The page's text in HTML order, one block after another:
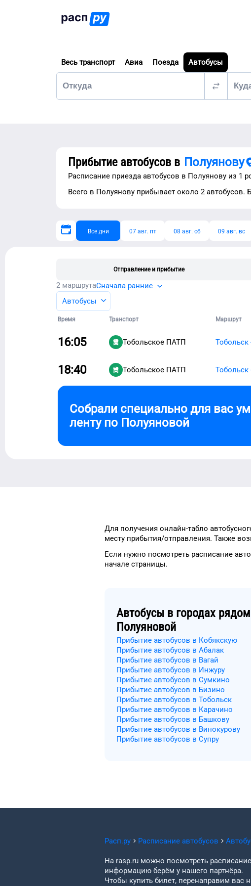
Весь транспорт Авиа Поезда Автобусы
Прибытие автобусов в Полуянову
Расписание приезда автобусов в Полуянову из 1
Вcего в Полуянову прибывает около 2 автобусов.
Все дни 07 авг. пт 08 авг. сб 09 авг. вс
Отправление и прибытие
2 маршрутаСначала ранние
Автобусы
Время Транспорт Маршрут
16:05 Тобольское ПАТП Тобольск
18:40 Тобольское ПАТП Тобольск
Собрали специально для вас
ленту по Полуяновой
Для получения онлайн-табло
месту прибытия/отправления. Также
Если нужно посмотреть расписание
начале страницы.
Автобусы в городах
Полуяновой
Прибытие автобусов в Кобякскую
Прибытие автобусов в Абалак
Прибытие автобусов в Вагай
Прибытие автобусов в Инжуру
Прибытие автобусов в Сумкино
Прибытие автобусов в Бизино
Прибытие автобусов в Тобольск
Прибытие автобусов в Карачино
Прибытие автобусов в Башкову
Прибытие автобусов в Винокурову
Прибытие автобусов в Супру
Расп.ру Расписание автобусов
На rasp.ru можно посмотреть
информацию берём у нашего партнёра.
Чтобы купить билет, перенаправим вас